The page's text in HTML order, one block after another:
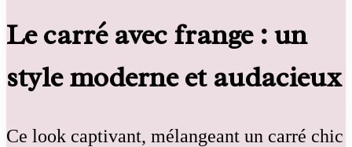
Le carré avec frange : un
style moderne et audacieux
Ce look captivant, mélangeant un carré chic